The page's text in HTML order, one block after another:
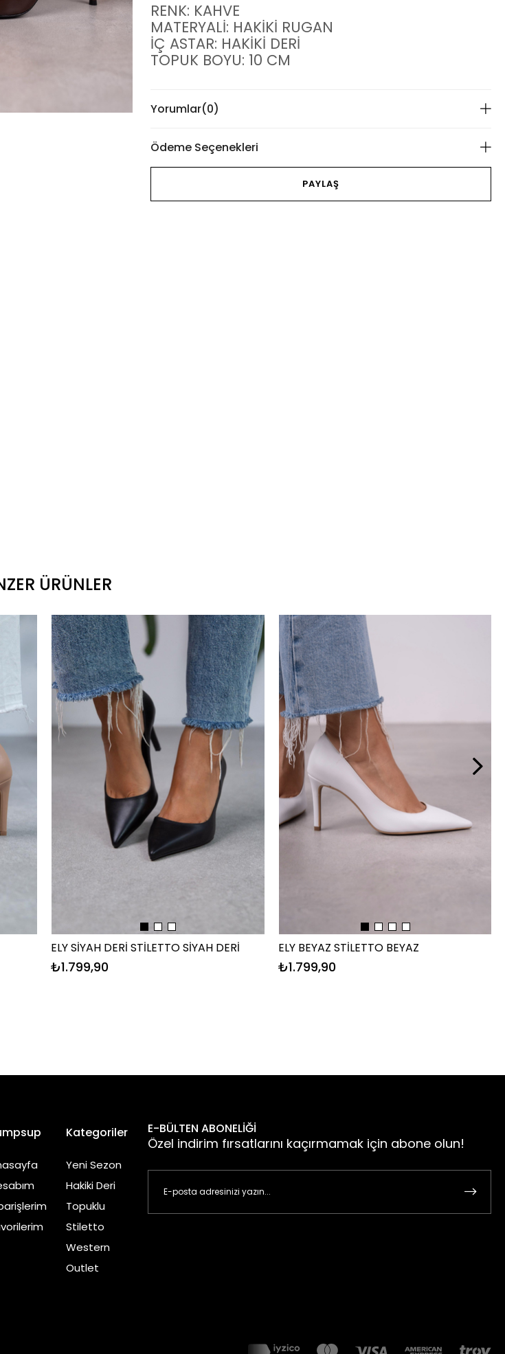
RENK: KAHVE
MATERYALİ: HAKİKİ RUGAN
İÇ ASTAR: HAKİKİ DERİ
TOPUK BOYU: 10 CM
Yorumlar(0)
Ödeme Seçenekleri
PAYLAŞ
ÜRÜNLER
ELY SİYAH DERİ STİLETTO SİYAH DERİ
₺1.799,90
ELY BEYAZ STİLETTO BEYAZ
₺1.799,90
Kategoriler
Yeni Sezon
Hakiki Deri
Topuklu
Stiletto
Western
Outlet
E-BÜLTEN ABONELİĞİ
Özel indirim fırsatlarını kaçırmamak için abone olun!